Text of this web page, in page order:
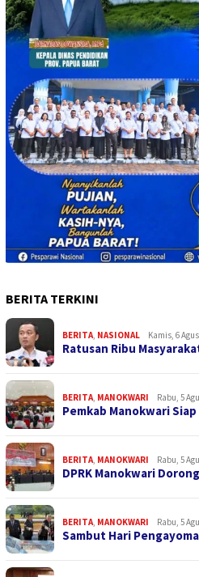
BERITA TERKINI
BERITA NASIONAL Kamis, 6
Ratusan Ribu
BERITA MANOKWARI Rabu, 5
Pemkab Manokwari
BERITA MANOKWARI Rabu, 5
DPRK Manokwari
BERITA MANOKWARI Rabu, 5
Sambut Hari